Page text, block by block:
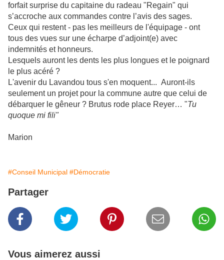
forfait surprise du capitaine du radeau "Regain" qui
s’accroche aux commandes contre l’avis des sages.
Ceux qui restent - pas les meilleurs de l'équipage - ont
tous des vues sur une écharpe d’adjoint(e) avec
indemnités et honneurs.
Lesquels auront les dents les plus longues et le poignard
le plus acéré ?
L'avenir du Lavandou tous s'en moquent... Auront-ils
seulement un projet pour la commune autre que celui de
débarquer le gêneur ? Brutus rode place Reyer… "Tu
quoque mi fili"
Marion
#Conseil Municipal #Démocratie
Partager
Vous aimerez aussi